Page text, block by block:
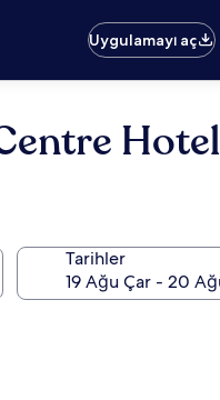
Uygulamayı aç
Hotel
Tarihler